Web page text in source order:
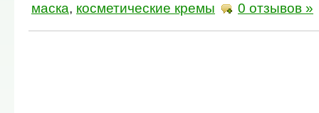
маска, косметические кремы 0 отзывов »